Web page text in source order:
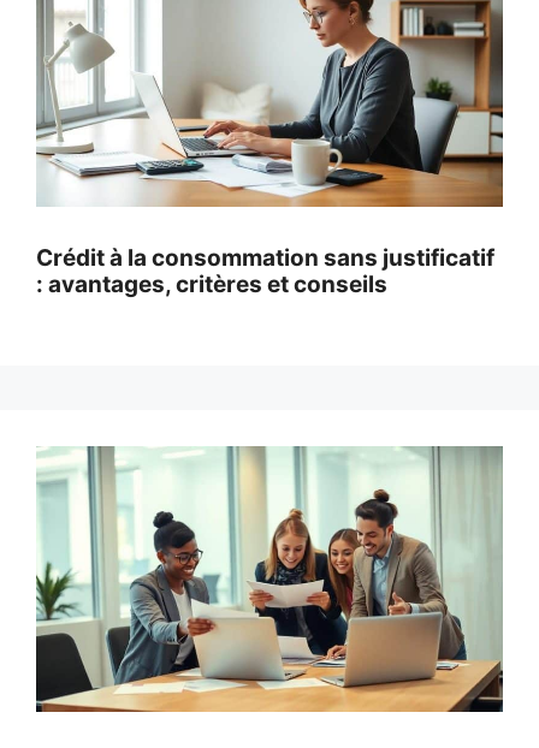
Crédit à la consommation sans justificatif
: avantages, critères et conseils